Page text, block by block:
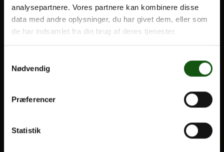
analysepartnere. Vores partnere kan kombinere disse
data med andre oplysninger, du har givet dem, eller som
de har indsamlet fra din brug af deres tjenester.
Nødvendig
Præferencer
Statistik
BLIV ELEV
Optagelse
Til forældre
VORES UDDANNELSER
HF